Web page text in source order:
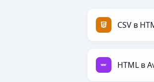
CSV в
HTML в